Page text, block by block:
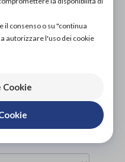
A 40 MmHg.
NEGOZIO
il consenso o su "continua
autorizzare l'uso dei cookie